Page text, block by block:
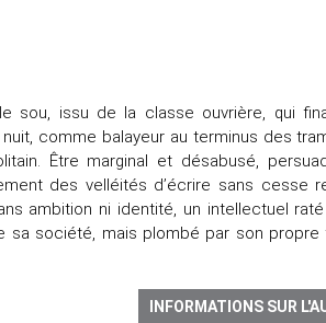
sou, issu de la classe ouvrière, qui
comme balayeur au terminus des
Être marginal et désabusé,
des velléités d’écrire sans cesse
ambition ni identité, un intellectuel
sa société, mais plombé par son propre
INFORMATIONS SUR